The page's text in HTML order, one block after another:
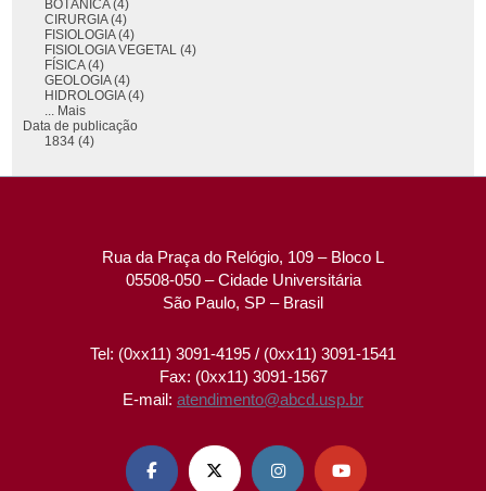
BOTÂNICA (4)
CIRURGIA (4)
FISIOLOGIA (4)
FISIOLOGIA VEGETAL (4)
FÍSICA (4)
GEOLOGIA (4)
HIDROLOGIA (4)
... Mais
Data de publicação
1834 (4)
Rua da Praça do Relógio, 109 – Bloco L
05508-050 – Cidade Universitária
São Paulo, SP – Brasil
Tel: (0xx11) 3091-4195 / (0xx11) 3091-1541
Fax: (0xx11) 3091-1567
E-mail: atendimento@abcd.usp.br
   